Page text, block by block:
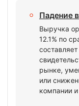
Падение
Выручка
12.1% по
рынке,
или
компании и